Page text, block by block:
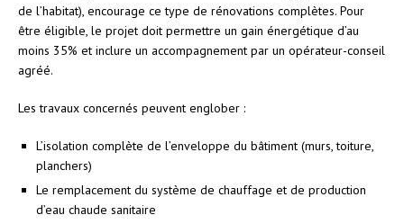
de l’habitat), encourage ce type de rénovations complètes. Pour
être éligible, le projet doit permettre un gain énergétique d’au
moins 35% et inclure un accompagnement par un opérateur-conseil
agréé.
Les travaux concernés peuvent englober :
L’isolation complète de l’enveloppe du bâtiment (murs, toiture,
planchers)
Le remplacement du système de chauffage et de production
d’eau chaude sanitaire